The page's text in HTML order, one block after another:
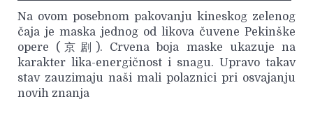
Na ovom posebnom pakovanju kineskog zelenog
čaja je maska jednog od likova čuvene Pekinške
opere (京剧). Crvena boja maske ukazuje na
karakter lika-energičnost i snagu. Upravo takav
stav zauzimaju naši mali polaznici pri osvajanju
novih znanja